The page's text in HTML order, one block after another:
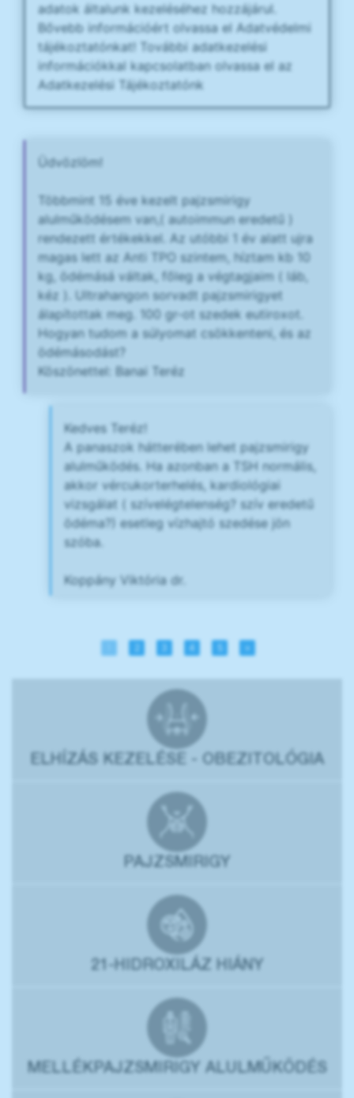
adatok általunk kezeléséhez hozzájárul.
Bővebb információért olvassa el Adatvédelmi
tájékoztatónkat! További adatkezelési
információkkal kapcsolatban olvassa el az
Adatkezelési Tájékoztatónk
Üdvözlöm!
Többmint 15 éve kezelt pajzsmirigy
alulműködésem van,( autoimmun eredetű )
rendezett értékekkel. Az utóbbi 1 év alatt ujra
magas lett az Anti TPO szintem, híztam kb 10
kg, ödémásá váltak, főleg a végtagjaim ( láb,
kéz ). Ultrahangon sorvadt pajzsmirigyet
álapítottak meg. 100 gr-ot szedek eutiroxot.
Hogyan tudom a súlyomat csökkenteni, és az
ödémásodást?
Köszönettel: Banai Teréz
Kedves Teréz!
A panaszok hátterében lehet pajzsmirigy
alulműködés. Ha azonban a TSH normális,
akkor vércukorterhelés, kardiológiai
vizsgálat ( szívelégtelenség? szív eredetű
ödéma?) esetleg vízhajtó szedése jön
szóba.
Koppány Viktória dr.
4 »
ELHÍZÁS KEZELÉSE - OBEZITOLÓGIA
PAJZSMIRIGY
21-HIDROXILÁZ HIÁNY
MELLÉKPAJZSMIRIGY ALULMŰKÖDÉS